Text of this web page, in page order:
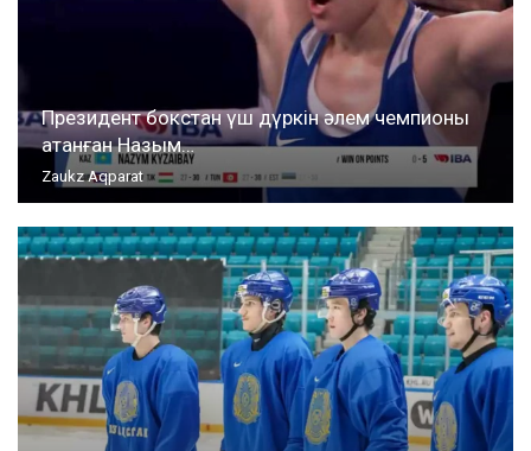
Президент бокстан үш дүркін әлем чемпионы
атанған Назым…
Zaukz Aqparat